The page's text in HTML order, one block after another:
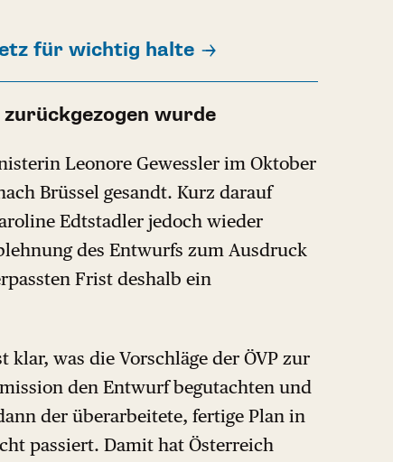
für wichtig halte
wurde
Leonore Gewessler im Oktober
Brüssel gesandt. Kurz darauf
Edtstadler jedoch wieder
des Entwurfs zum Ausdruck
Frist deshalb ein
was die Vorschläge der ÖVP zur
den Entwurf begutachten und
der überarbeitete, fertige Plan in
passiert. Damit hat Österreich